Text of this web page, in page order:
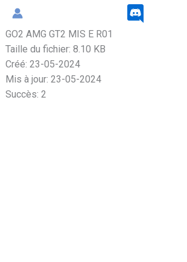
Aller
contenu
GO2 AMG GT2 MIS E R01
Taille du fichier: 8.10 KB
Créé: 23-05-2024
Mis à jour: 23-05-2024
Succès: 2